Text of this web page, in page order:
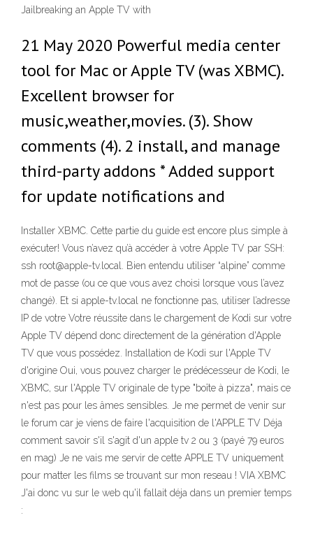
Jailbreaking an Apple TV with
21 May 2020 Powerful media center
tool for Mac or Apple TV (was XBMC).
Excellent browser for
music,weather,movies. (3). Show
comments (4). 2 install, and manage
third-party addons * Added support
for update notifications and
Installer XBMC. Cette partie du guide est encore plus simple à
exécuter! Vous n’avez qu’à accéder à votre Apple TV par SSH:
ssh root@apple-tv.local. Bien entendu utiliser “alpine” comme
mot de passe (ou ce que vous avez choisi lorsque vous l’avez
changé). Et si apple-tv.local ne fonctionne pas, utiliser l’adresse
IP de votre Votre réussite dans le chargement de Kodi sur votre
Apple TV dépend donc directement de la génération d'Apple
TV que vous possédez. Installation de Kodi sur l'Apple TV
d'origine Oui, vous pouvez charger le prédécesseur de Kodi, le
XBMC, sur l'Apple TV originale de type "boîte à pizza", mais ce
n'est pas pour les âmes sensibles. Je me permet de venir sur
le forum car je viens de faire l'acquisition de l'APPLE TV Déja
comment savoir s'il s'agit d'un apple tv 2 ou 3 (payé 79 euros
en mag) Je ne vais me servir de cette APPLE TV uniquement
pour matter les films se trouvant sur mon reseau ! VIA XBMC
J'ai donc vu sur le web qu'il fallait déja dans un premier temps
: